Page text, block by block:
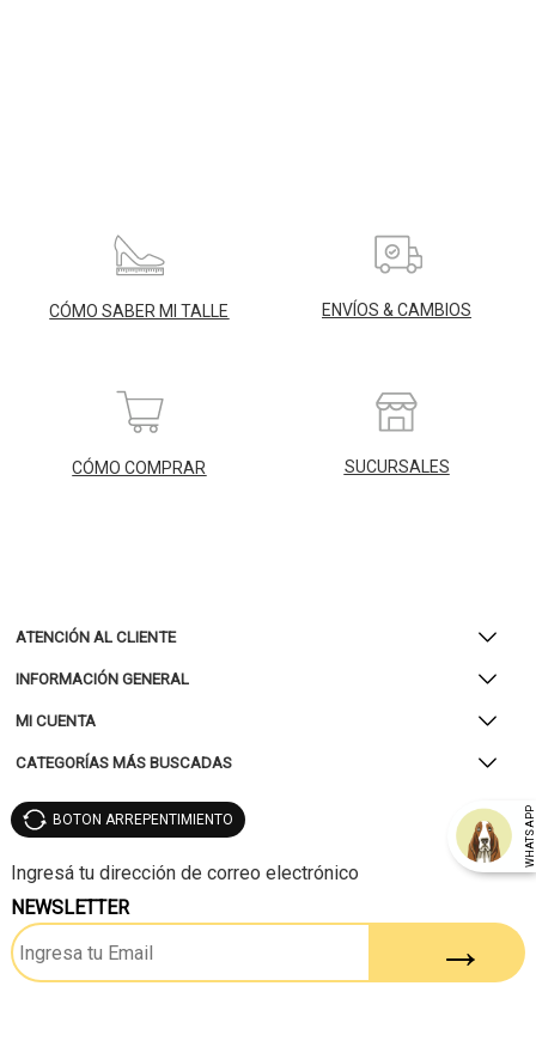
CÓMO SABER MI TALLE ENVÍOS & CAMBIOS
CÓMO COMPRAR SUCURSALES
ATENCIÓN AL CLIENTE
INFORMACIÓN GENERAL
MI CUENTA
CATEGORÍAS MÁS BUSCADAS
WHATSAPP
BOTON ARREPENTIMIENTO
NEWSLETTER